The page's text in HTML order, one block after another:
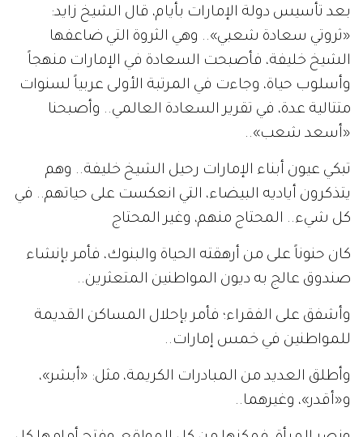
بعد تأسيس دولة الإمارات بأيام، قال الشيخ زايد:
«ثروتي سعادة شعبي».. وهي الثروة التي ضاعفها
الشيخ خليفة، فأصبحت السعادة في الإمارات منهجاً
وأسلوب حياة، وجاءت في المرتبة الأولى عربياً لسنوات
متتالية عدة، في تقرير السعادة العالمي.. وأصبحنا
«أسعد شعب»..
تبكي عيون أبناء الإمارات رحيل الشيخ خليفة.. وهم
يتذكرون أياديه البيضاء، التي انعكست على حياتهم.. في
كل شيء.. المحتاج منهم، وغير المحتاج
كان حنوناً على من أرهقته الحياة والبنوك، فأمر بإنشاء
صندوق عالج به ديون المواطنين المتعثرين..
وأشفق على الفقراء؛ فأمر بإحلال المساكن القديمة
للمواطنين في خمس إمارات..
وأطلق العديد من المبادرات الكريمة، مثل: «أبشر»،
و«أقدر»، وغيرهما..